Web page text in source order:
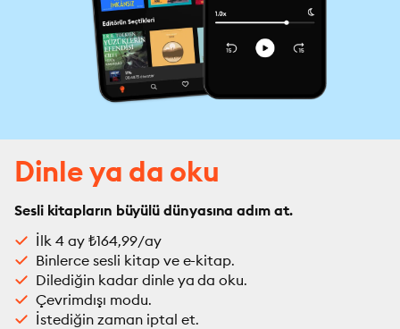
Dinle ya da oku
Sesli kitapların büyülü dünyasına adım at.
İlk 4 ay ₺164,99/ay
Binlerce sesli kitap ve e-kitap.
Dilediğin kadar dinle ya da oku.
Çevrimdışı modu.
İstediğin zaman iptal et.